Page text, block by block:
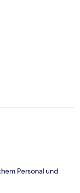
Personal und